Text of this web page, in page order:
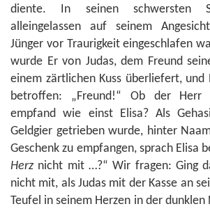
diente. In seinen schwersten
alleingelassen auf seinem
Jünger vor Traurigkeit eingeschlafen
wurde Er von Judas, dem Freund
einem zärtlichen Kuss überliefert,
betroffen: „Freund!“ Ob der Herr
empfand wie einst Elisa? Als
Geldgier getrieben wurde, hinter
Geschenk zu empfangen, sprach Elisa
Herz nicht mit …?“ Wir fragen: Ging
nicht mit, als Judas mit der Kasse an
Teufel in seinem Herzen in der